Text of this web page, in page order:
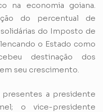
na economia goiana.
do percentual de
do Imposto de
o Estado como
destinação dos
seu crescimento.
presentes a presidente
o vice-presidente